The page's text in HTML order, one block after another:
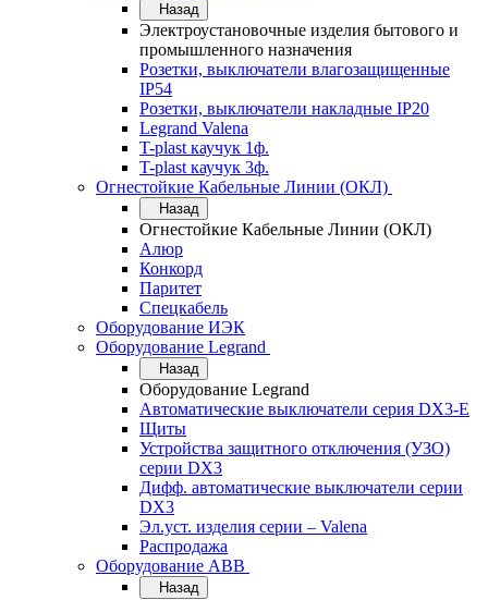
Назад
Электроустановочные изделия бытового и
промышленного назначения
Розетки, выключатели влагозащищенные
IP54
Розетки, выключатели накладные IP20
Legrand Valena
T-plast каучук 1ф.
T-plast каучук 3ф.
Огнестойкие Кабельные Линии (ОКЛ)
Назад
Огнестойкие Кабельные Линии (ОКЛ)
Алюр
Конкорд
Паритет
Спецкабель
Оборудование ИЭК
Оборудование Legrand
Назад
Оборудование Legrand
Автоматические выключатели серия DX3-E
Щиты
Устройства защитного отключения (УЗО)
серии DX3
Дифф. автоматические выключатели серии
DX3
Эл.уст. изделия серии – Valena
Распродажа
Оборудование АВВ
Назад